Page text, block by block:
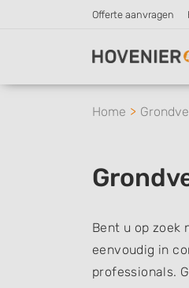
Offerte aanvragen
Home
Bent u op zoek
eenvoudig in
professionals.